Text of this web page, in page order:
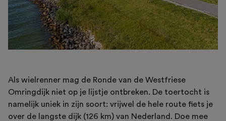
Als wielrenner mag de Ronde van de Westfriese
Omringdijk niet op je lijstje ontbreken. De toertocht is
namelijk uniek in zijn soort: vrijwel de hele route fiets je
over de langste dijk (126 km) van Nederland. Doe mee